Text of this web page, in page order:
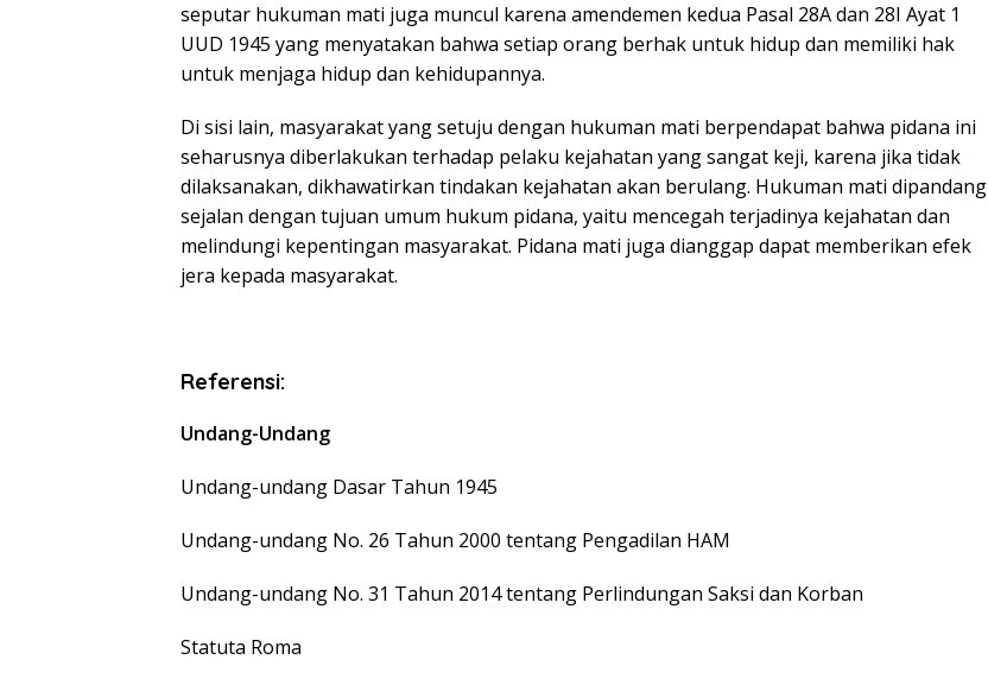
seputar hukuman mati juga muncul karena amendemen kedua Pasal 28A dan 28I Ayat 1
UUD 1945 yang menyatakan bahwa setiap orang berhak untuk hidup dan memiliki hak
untuk menjaga hidup dan kehidupannya.
Di sisi lain, masyarakat yang setuju dengan hukuman mati berpendapat bahwa pidana ini
seharusnya diberlakukan terhadap pelaku kejahatan yang sangat keji, karena jika tidak
dilaksanakan, dikhawatirkan tindakan kejahatan akan berulang. Hukuman mati dipandang
sejalan dengan tujuan umum hukum pidana, yaitu mencegah terjadinya kejahatan dan
melindungi kepentingan masyarakat. Pidana mati juga dianggap dapat memberikan efek
jera kepada masyarakat.
Referensi:
Undang-Undang
Undang-undang Dasar Tahun 1945
Undang-undang No. 26 Tahun 2000 tentang Pengadilan HAM
Undang-undang No. 31 Tahun 2014 tentang Perlindungan Saksi dan Korban
Statuta Roma